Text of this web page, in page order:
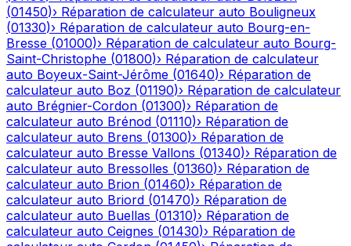
(01450)› Réparation de calculateur auto Bouligneux
(01330)› Réparation de calculateur auto Bourg-en-
Bresse (01000)› Réparation de calculateur auto Bourg-
Saint-Christophe (01800)› Réparation de calculateur
auto Boyeux-Saint-Jérôme (01640)› Réparation de
calculateur auto Boz (01190)› Réparation de calculateur
auto Brégnier-Cordon (01300)› Réparation de
calculateur auto Brénod (01110)› Réparation de
calculateur auto Brens (01300)› Réparation de
calculateur auto Bresse Vallons (01340)› Réparation de
calculateur auto Bressolles (01360)› Réparation de
calculateur auto Brion (01460)› Réparation de
calculateur auto Briord (01470)› Réparation de
calculateur auto Buellas (01310)› Réparation de
calculateur auto Ceignes (01430)› Réparation de